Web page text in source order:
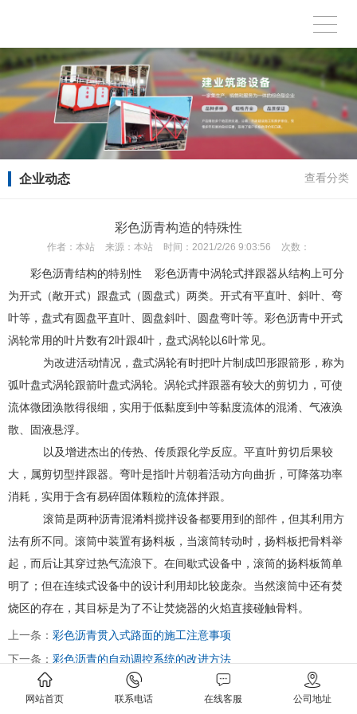
企业动态 查看分类
彩色沥青构造的特殊性
作者： 本站 来源： 本站 时间： 2021/2/26 9:03:56 次数：
彩色沥青结构的特别性 彩色沥青中涡轮式拌跟器从结构上可分
为开式（敞开式）跟盘式（圆盘式）两类。开式有平直叶、斜叶、弯
叶等，盘式有圆盘平直叶、圆盘斜叶、圆盘弯叶等。彩色沥青中开式
涡轮常用的叶片数有2叶跟4叶，盘式涡轮以6叶常见。
为改进活动情况，盘式涡轮有时把叶片制成凹形跟箭形，称为
弧叶盘式涡轮跟箭叶盘式涡轮。涡轮式拌跟器有较大的剪切力，可使
流体微团涣散得很细，实用于低黏度到中等黏度流体的混淆、气液涣
散、固液悬浮。
以及增进杰出的传热、传质跟化学反应。平直叶剪切后果较
大，属剪切型拌跟器。弯叶是指叶片朝着活动方向曲折，可降落功率
消耗，实用于含有易碎固体颗粒的流体拌跟。
滚筒是两种沥青混淆料搅拌设备都要用到的部件，但其利用方
法有所不同。滚筒中装置有扬料板，当滚筒转动时，扬料板把骨料举
起，而后让其穿过热气流浪下。在间歇式设备中，滚筒的扬料板简单
明了；但在连续式设备中的设计利用却比较庞杂。当然滚筒中还有焚
烧区的存在，其目标是为了不让焚烧器的火焰直接碰触骨料。
上一条： 彩色沥青贯入式路面的施工注意事项
下一条： 彩色沥青的自动调控系统的改进方法
网站首页 联系电话 在线客服 公司地址